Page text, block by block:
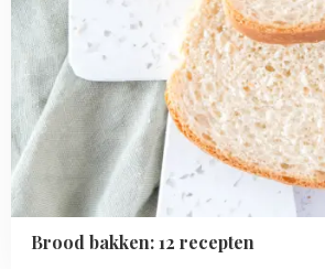
Brood bakken: 12 recepten